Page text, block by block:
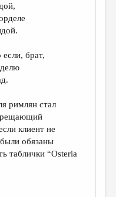
брат,
римлян стал
клиент не
были обязаны
таблички “Osteria